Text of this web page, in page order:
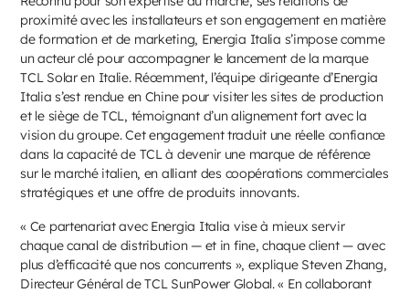
proximité avec les installateurs et son engagement en matière
de formation et de marketing, Energia Italia s’impose comme
un acteur clé pour accompagner le lancement de la marque
TCL Solar en Italie. Récemment, l’équipe dirigeante d’Energia
Italia s’est rendue en Chine pour visiter les sites de production
et le siège de TCL, témoignant d’un alignement fort avec la
vision du groupe. Cet engagement traduit une réelle confiance
dans la capacité de TCL à devenir une marque de référence
sur le marché italien, en alliant des coopérations commerciales
stratégiques et une offre de produits innovants.
« Ce partenariat avec Energia Italia vise à mieux servir
chaque canal de distribution — et in fine, chaque client — avec
plus d’efficacité que nos concurrents », explique Steven Zhang,
Directeur Général de TCL SunPower Global. « En collaborant